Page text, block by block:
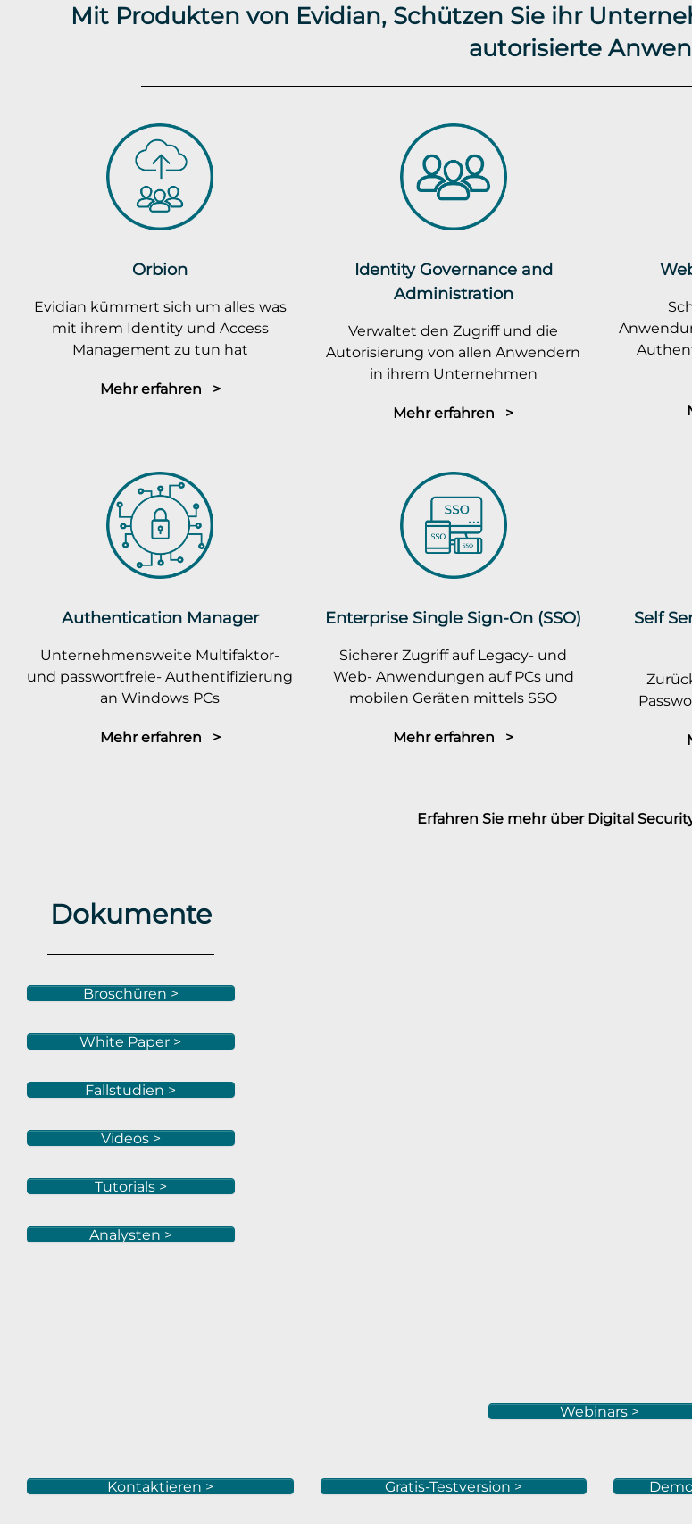
Mit Produkten von Evidian, Schützen Sie ihr
autorisierte
Orbion
Evidian kümmert sich um alles was
mit ihrem Identity und Access
Management zu tun hat
Mehr erfahren >
Identity Governance and
Administration
Verwaltet den Zugriff und die
Autorisierung von allen Anwendern
in ihrem Unternehmen
Mehr erfahren >
Authentication Manager
Unternehmensweite Multifaktor-
und passwortfreie- Authentifizierung
an Windows PCs
Mehr erfahren >
Enterprise Single Sign-On (SSO)
Sicherer Zugriff auf Legacy- und
Web- Anwendungen auf PCs und
mobilen Geräten mittels SSO
Mehr erfahren >
Self
Erfahren Sie mehr über Digital
Dokumente
Broschüren >
White Paper >
Fallstudien >
Videos >
Tutorials >
Analysten >
Webinars >
Kontaktieren > Gratis-Testversion >